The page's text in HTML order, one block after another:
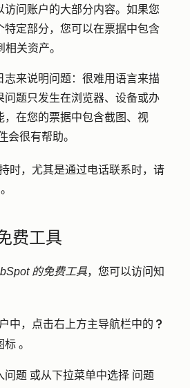
访问账户的大部分内容。如果您
特定部分，您可以在票据中包含
相关资产。
志来说明问题 ： 很难用语言来描
问题只发生在浏览器、设备或办
，在您的票据中包含截图、视
会很有帮助。
时，尤其是通过电话联系时，请
。
费工具
的免费工具，您可以访问知
中，点击右上方主导航栏中的 questioncircleIcon
标 。
问题 或从下拉菜单中选择 问题